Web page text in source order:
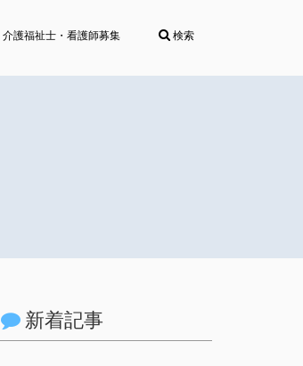
介護福祉士・看護師募集 検索
新着記事